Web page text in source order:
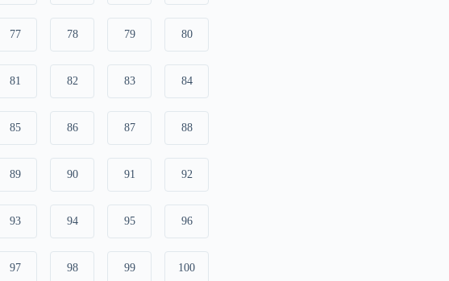
77 78 79 80
81 82 83 84
85 86 87 88
89 90 91 92
93 94 95 96
97 98 99 100